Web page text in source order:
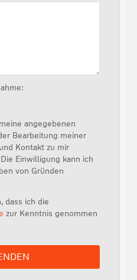
angegebenen
Bearbeitung meiner
Kontakt zu mir
Einwilligung kann ich
von Gründen
dass ich die
zur Kenntnis genommen